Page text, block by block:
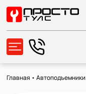
Главная •Автоподъемники